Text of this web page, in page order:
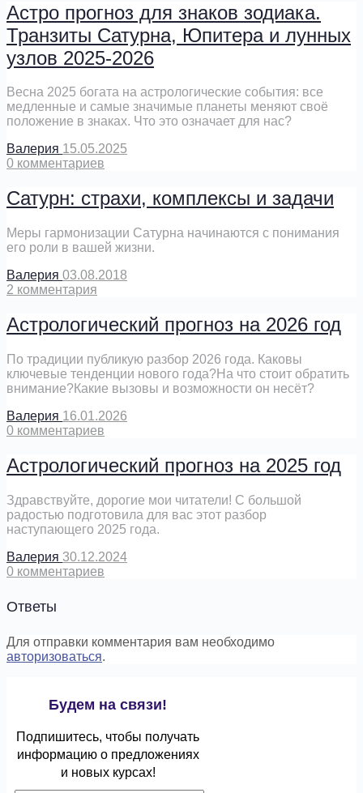
Астро прогноз для знаков зодиака.
Транзиты Сатурна, Юпитера и лунных
узлов 2025-2026
Весна 2025 богата на астрологические события: все
медленные и самые значимые планеты меняют своё
положение в знаках. Что это означает для нас?
Валерия 15.05.2025
0 комментариев
Сатурн: страхи, комплексы и задачи
Меры гармонизации Сатурна начинаются с понимания
его роли в вашей жизни.
Валерия 03.08.2018
2 комментария
Астрологический прогноз на 2026 год
По традиции публикую разбор 2026 года. Каковы
ключевые тенденции нового года?На что стоит обратить
внимание?Какие вызовы и возможности он несёт?
Валерия 16.01.2026
0 комментариев
Астрологический прогноз на 2025 год
Здравствуйте, дорогие мои читатели! С большой
радостью подготовила для вас этот разбор
наступающего 2025 года.
Валерия 30.12.2024
0 комментариев
Ответы
Для отправки комментария вам необходимо
авторизоваться.
Будем на связи!
Подпишитесь, чтобы получать
информацию о предложениях
и новых курсах!